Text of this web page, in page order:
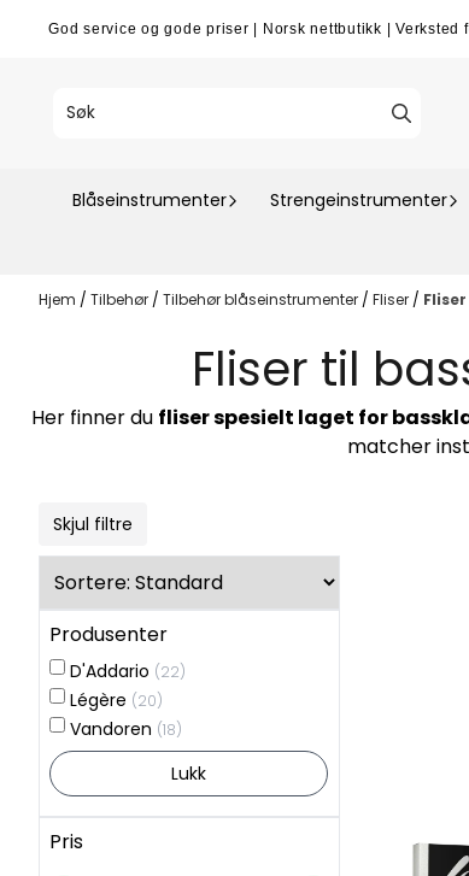
Hopp til innhold
God service og gode priser Norsk nettbutikk Verksted
Blåseinstrumenter Strengeinstrumenter
Hjem / Tilbehør / Tilbehør blåseinstrumenter / Fliser /
Fliser til
Her finner du fliser spesielt laget for
matcher
Skjul filtre
Produsenter
D'Addario (22)
Légère (20)
Vandoren (18)
Lukk
Pris